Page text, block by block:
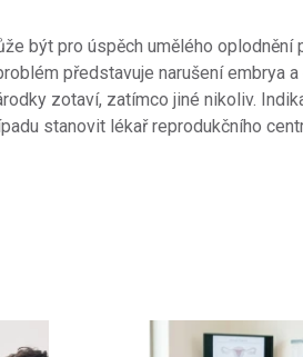
být pro úspěch umělého oplodnění
představuje narušení embrya
zotaví, zatímco jiné nikoliv.
stanovit lékař reprodukčního